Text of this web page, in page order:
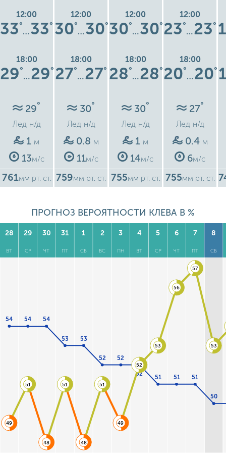
12:00
33°
…33°
18:00
29°
…29°
29°
Лед н/д
1 м
13м/с
761мм рт. ст.
12:00
30°
…30°
18:00
27°
…27°
30°
Лед н/д
0.8 м
11м/с
759мм рт. ст.
12:00
30°
…30°
18:00
28°
…28°
30°
Лед н/д
1 м
14м/с
755мм рт. ст.
12:00
23°
…23°
18:00
20°
…20°
27°
Лед н/д
0.4 м
6м/с
755мм рт. ст.
ПРОГНОЗ ВЕРОЯТНОСТИ КЛЕВА В %
28
ВТ
29
СР
30
ЧТ
31
ПТ
1
СБ
2
ВС
3
ПН
4
ВТ
5
СР
6
ЧТ
7
ПТ
8
СБ
54 54 54
53 53
52 52
52
51 51 51
50
49
51
48
51
48
51
49
52
53
56
57
53